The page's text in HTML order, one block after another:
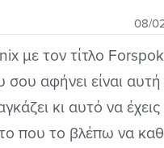
08/
με τον τίτλο
αφήνει είναι
κι αυτό να
που το βλέπω να